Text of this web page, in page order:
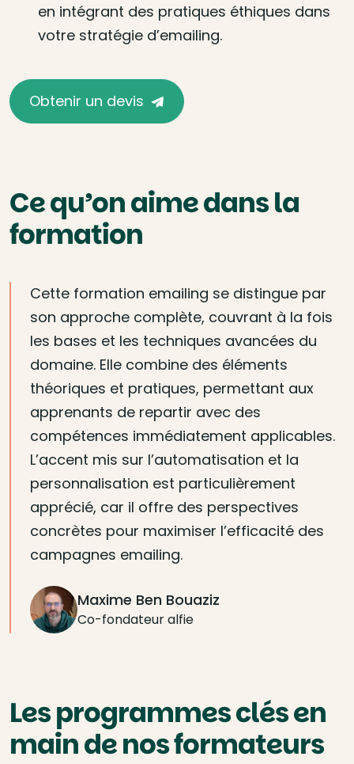
en intégrant des pratiques éthiques dans
votre stratégie d’emailing.
Obtenir un devis
Ce qu’on aime dans la
formation
Cette formation emailing se distingue par
son approche complète, couvrant à la fois
les bases et les techniques avancées du
domaine. Elle combine des éléments
théoriques et pratiques, permettant aux
apprenants de repartir avec des
compétences immédiatement applicables.
L’accent mis sur l’automatisation et la
personnalisation est particulièrement
apprécié, car il offre des perspectives
concrètes pour maximiser l’efficacité des
campagnes emailing.
Maxime Ben Bouaziz
Co-fondateur alfie
Les programmes clés en
main de nos formateurs